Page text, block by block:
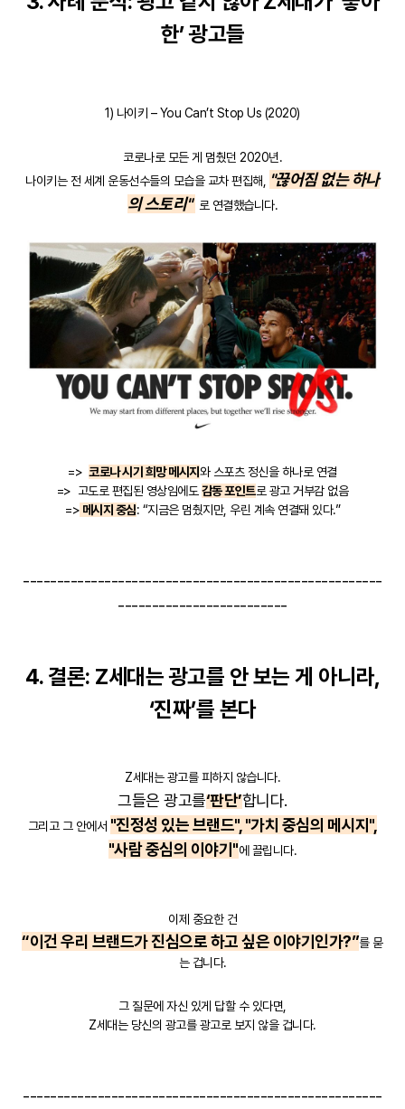
한’ 광고들
1) 나이키 – You Can’t Stop Us (2020)
코로나로 모든 게 멈췄던 2020년.
나이키는 전 세계 운동선수들의 모습을 교차 편집해,
"끊어짐 없는 하나
의 스토리" 로 연결했습니다.
=>코로나 시기 희망 메시지와 스포츠 정신을 하나로 연결
=> 고도로 편집된 영상임에도 감동 포인트로 광고 거부감 없음
=> 메시지 중심: “지금은 멈췄지만, 우린 계속 연결돼 있다.”
-----------------------------------------------------
-------------------------
4. 결론: Z세대는 광고를 안 보는 게 아니라,
‘진짜’를 본다
Z세대는 광고를 피하지 않습니다.
그들은 광고를‘판단’합니다.
그리고 그 안에서 "진정성 있는 브랜드", "가치 중심의 메시지",
"사람 중심의 이야기"에 끌립니다.
이제 중요한 건
“이건 우리 브랜드가 진심으로 하고 싶은 이야기인가?”를 묻
는 겁니다.
그 질문에 자신 있게 답할 수 있다면,
Z세대는 당신의 광고를 광고로 보지 않을 겁니다.
-----------------------------------------------------